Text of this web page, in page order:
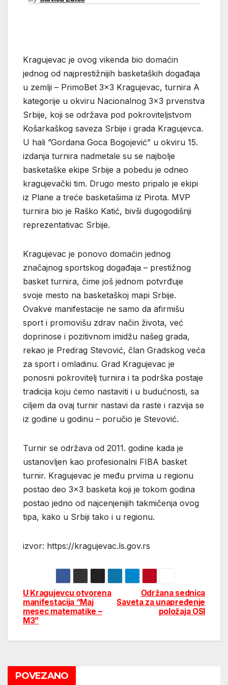
Kragujevac je ovog vikenda bio domaćin
jednog od najprestižnijih basketaških događaja
u zemlji – PrimoBet 3×3 Kragujevac, turnira A
kategorije u okviru Nacionalnog 3×3 prvenstva
Srbije, koji se održava pod pokroviteljstvom
Košarkaškog saveza Srbije i grada Kragujevca.
U hali ”Gordana Goca Bogojević” u okviru 15.
izdanja turnira nadmetale su se najbolje
basketaške ekipe Srbije a pobedu je odneo
kragujevački tim. Drugo mesto pripalo je ekipi
iz Plane a treće basketašima iz Pirota. MVP
turnira bio je Raško Katić, bivši dugogodišnji
reprezentativac Srbije.
Kragujevac je ponovo domaćin jednog
značajnog sportskog događaja – prestižnog
basket turnira, čime još jednom potvrđuje
svoje mesto na basketaškoj mapi Srbije.
Ovakve manifestacije ne samo da afirmišu
sport i promovišu zdrav način života, već
doprinose i pozitivnom imidžu našeg grada,
rekao je Predrag Stevović, član Gradskog veća
za sport i omladinu. Grad Kragujevac je
ponosni pokrovitelj turnira i ta podrška postaje
tradicija koju ćemo nastaviti i u budućnosti, sa
ciljem da ovaj turnir nastavi da raste i razvija se
iz godine u godinu – poručio je Stevović.
Turnir se održava od 2011. godine kada je
ustanovljen kao profesionalni FIBA basket
turnir. Kragujevac je među prvima u regionu
postao deo 3×3 basketa koji je tokom godina
postao jedno od najcenjenijih takmičenja ovog
tipa, kako u Srbiji tako i u regionu.
izvor: https://kragujevac.ls.gov.rs
Post
navigation
Održana sednica
Saveta za unapređenje
položaja OSI
U Kragujevcu otvorena
manifestacija “Maj
mesec matematike –
M3”
POVEZANO